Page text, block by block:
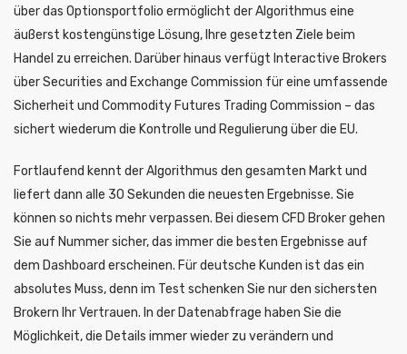
über das Optionsportfolio ermöglicht der Algorithmus eine
äußerst kostengünstige Lösung, Ihre gesetzten Ziele beim
Handel zu erreichen. Darüber hinaus verfügt Interactive Brokers
über Securities and Exchange Commission für eine umfassende
Sicherheit und Commodity Futures Trading Commission – das
sichert wiederum die Kontrolle und Regulierung über die EU.
Fortlaufend kennt der Algorithmus den gesamten Markt und
liefert dann alle 30 Sekunden die neuesten Ergebnisse. Sie
können so nichts mehr verpassen. Bei diesem CFD Broker gehen
Sie auf Nummer sicher, das immer die besten Ergebnisse auf
dem Dashboard erscheinen. Für deutsche Kunden ist das ein
absolutes Muss, denn im Test schenken Sie nur den sichersten
Brokern Ihr Vertrauen. In der Datenabfrage haben Sie die
Möglichkeit, die Details immer wieder zu verändern und